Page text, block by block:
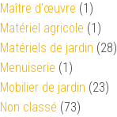
Maître d'œuvre (1)
Matériel agricole (1)
Matériels de jardin (28)
Menuiserie (1)
Mobilier de jardin (23)
Non classé (73)